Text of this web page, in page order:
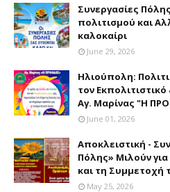
Συνεργασίες
πολιτισμού και
καλοκαίρι
June 29, 2026
Ηλιούπολη:
τον
Αγ. Μαρίνας "Η
June 01, 2026
Αποκλειστική -
Πόλης» Μιλούν
και τη Συμμετοχή
May 25, 2026